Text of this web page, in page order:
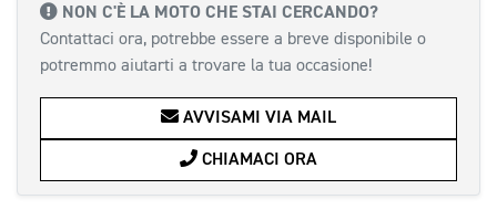
NON C'È LA MOTO CHE STAI CERCANDO?
Contattaci ora, potrebbe essere a breve disponibile o
potremmo aiutarti a trovare la tua occasione!
AVVISAMI VIA MAIL
CHIAMACI ORA